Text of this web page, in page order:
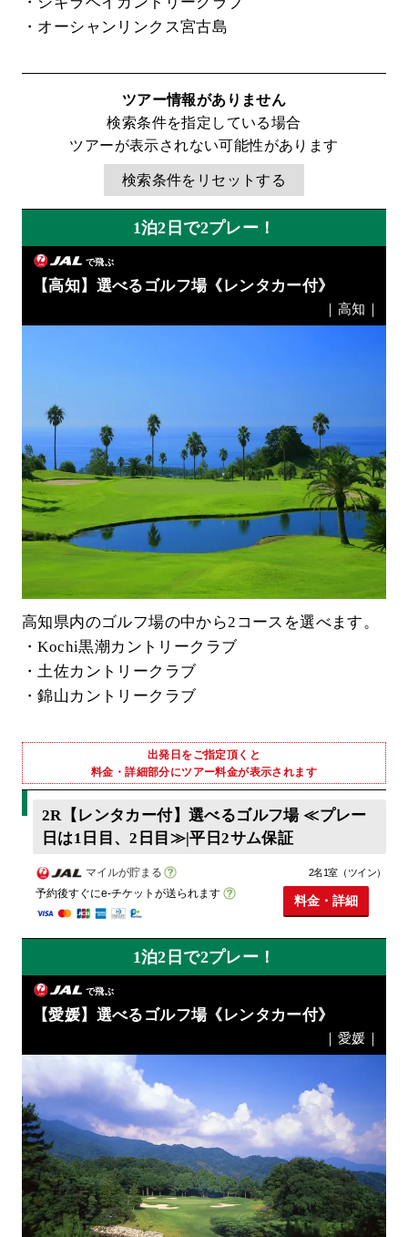
・オーシャンリンクス宮古島
ツアー情報がありません
検索条件を指定している場合
ツアーが表示されない可能性があります
検索条件をリセットする
1泊2日で2プレー！
で飛ぶ
【高知】選べるゴルフ場《レンタカー付》
｜高知｜
高知県内のゴルフ場の中から2コースを選べます。
・Kochi黒潮カントリークラブ
・土佐カントリークラブ
・錦山カントリークラブ
出発日をご指定頂くと
料金・詳細部分にツアー料金が表示されます
2R【レンタカー付】選べるゴルフ場 ≪プレー
日は1日目、2日目≫|平日2サム保証
マイルが貯まる
予約後すぐにe-チケットが送られます
2名1室（ツイン）
料金・詳細
1泊2日で2プレー！
で飛ぶ
【愛媛】選べるゴルフ場《レンタカー付》
｜愛媛｜